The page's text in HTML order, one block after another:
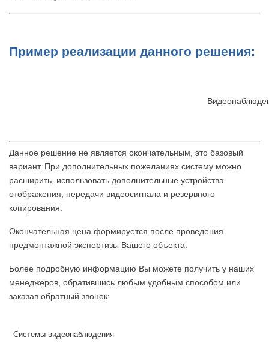
Системы видеонаблюдения
Пример реализации данного решения:
Данное решение не является окончательным, это базовый
вариант. При дополнительных пожеланиях систему можно
расширить, использовать дополнительные устройства
отображения, передачи видеосигнала и резервного
копирования.
Окончательная цена формируется после проведения
предмонтажной экспертизы Вашего объекта.
Более подробную информацию Вы можете получить у наших
менеджеров, обратившись любым удобным способом или
заказав обратный звонок: